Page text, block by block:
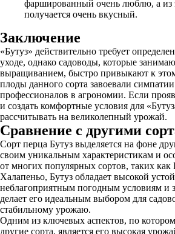
фаршированный очень люблю, а из
получается очень вкусный.
Заключение
«Бутуз» действительно требует
уходе, однако садоводы, которые
выращиванием, быстро привыкают к
плоды данного сорта завоевали
профессионалов в агрономии. Если
и создать комфортные условия для
рассчитывать на великолепный урожай.
Сравнение с другими
Сорт перца Бутуз выделяется на фоне
своим уникальным характеристикам и
от многих популярных сортов, таких как
Халапеньо, Бутуз обладает высокой
неблагоприятным погодным условиям и
делает его идеальным выбором для
стабильному урожаю.
Одним из ключевых аспектов, по
другие сорта, является его высокая